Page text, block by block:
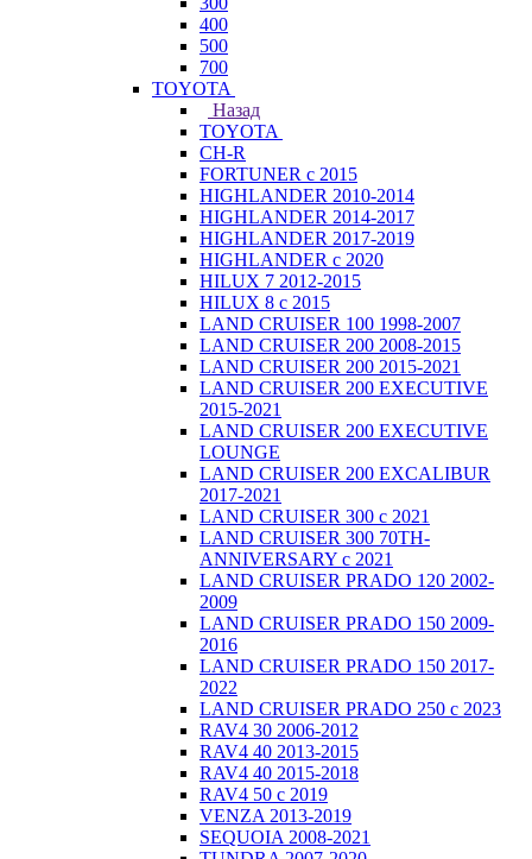
400
500
700
TOYOTA
Назад
TOYOTA
CH-R
FORTUNER с 2015
HIGHLANDER 2010-2014
HIGHLANDER 2014-2017
HIGHLANDER 2017-2019
HIGHLANDER с 2020
HILUX 7 2012-2015
HILUX 8 с 2015
LAND CRUISER 100 1998-2007
LAND CRUISER 200 2008-2015
LAND CRUISER 200 2015-2021
LAND CRUISER 200 EXECUTIVE
2015-2021
LAND CRUISER 200 EXECUTIVE
LOUNGE
LAND CRUISER 200 EXCALIBUR
2017-2021
LAND CRUISER 300 с 2021
LAND CRUISER 300 70TH-
ANNIVERSARY с 2021
LAND CRUISER PRADO 120 2002-
2009
LAND CRUISER PRADO 150 2009-
2016
LAND CRUISER PRADO 150 2017-
2022
LAND CRUISER PRADO 250 с 2023
RAV4 30 2006-2012
RAV4 40 2013-2015
RAV4 40 2015-2018
RAV4 50 с 2019
VENZA 2013-2019
SEQUOIA 2008-2021